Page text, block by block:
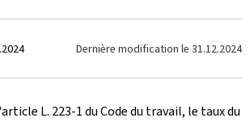
Dernière modification le 31.12.2024
L. 223-1 du Code du travail, le taux du